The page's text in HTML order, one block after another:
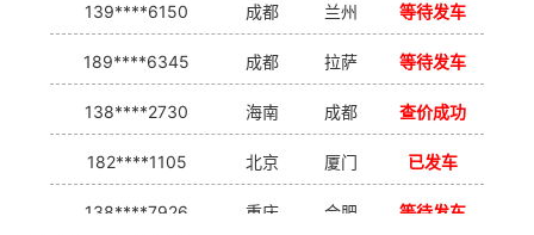
139****6150 成都 兰州 等待发车
189****6345 成都 拉萨 等待发车
138****2730 海南 成都 查价成功
182****1105 北京 厦门 已发车
138****7926 重庆 合肥 等待发车